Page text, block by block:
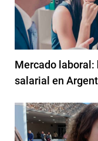
Mercado laboral:
salarial en